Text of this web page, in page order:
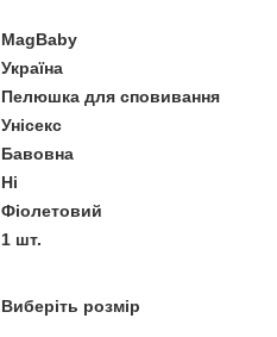
MagBaby
Україна
Пелюшка для сповивання
Унісекс
Бавовна
Ні
Фіолетовий
1 шт.
Виберіть розмір